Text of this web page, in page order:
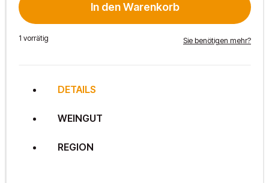
In den Warenkorb
1 vorrätig Sie benötigen mehr?
DETAILS
WEINGUT
REGION